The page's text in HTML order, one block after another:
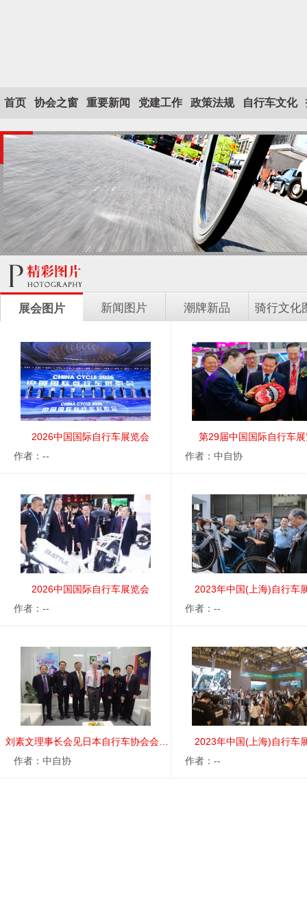
首页 协会之窗 重要新闻 党建工作 政策法规 自行车文化
展会图片 新闻图片 潮牌新品 骑行文化
2026中国国际自行车展览会
作者：--
第29届中国国际自行车
作者：中自协
2026中国国际自行车展览会
作者：--
2023年中国(上海)自行车
作者：--
作者：中自协
2023年中国(上海)自行车
作者：--